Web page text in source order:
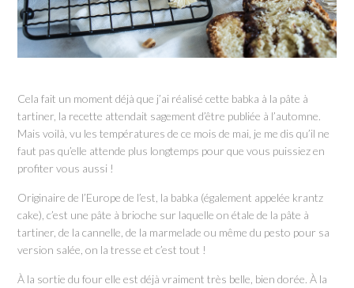
Cela fait un moment déjà que j’ai réalisé cette babka à la pâte à
tartiner, la recette attendait sagement d’être publiée à l’automne.
Mais voilà, vu les températures de ce mois de mai, je me dis qu’il ne
faut pas qu’elle attende plus longtemps pour que vous puissiez en
profiter vous aussi !
Originaire de l’Europe de l’est, la babka (également appelée krantz
cake), c’est une pâte à brioche sur laquelle on étale de la pâte à
tartiner, de la cannelle, de la marmelade ou même du pesto pour sa
version salée, on la tresse et c’est tout !
À la sortie du four elle est déjà vraiment très belle, bien dorée. À la